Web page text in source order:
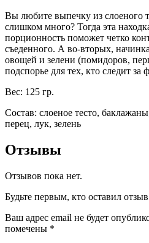
Вы любите выпечку из слоеного
слишком много? Тогда эта
порционность поможет четко
съеденного. А во-вторых,
овощей и зелени (помидоров,
подспорье для тех, кто следит за
Вес: 125 гр.
Состав: слоеное тесто,
перец, лук, зелень
Отзывы
Отзывов пока нет.
Будьте первым, кто оставил
Ваш адрес email не будет
помечены *